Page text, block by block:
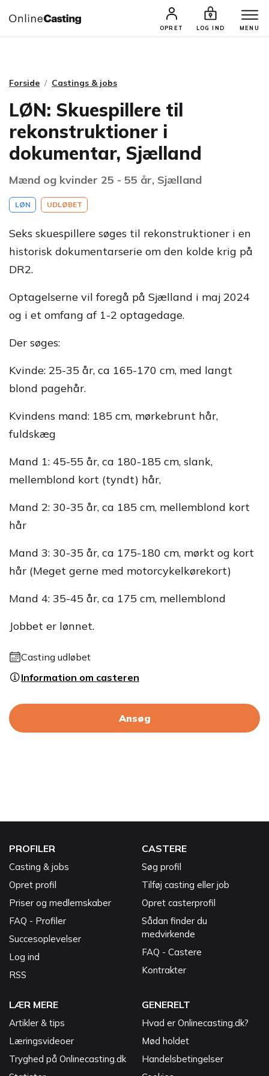
OPRET LOG IND MENU
CASTINGS & JOBS SØG PROFIL
Forside Castings & jobs
LØN: Skuespillere til
rekonstruktioner i
dokumentar, Sjælland
Mænd og kvinder 25 - 55 år, Sjælland
LØN UDLØBET
Seks skuespillere søges til rekonstruktioner i en
historisk dokumentarserie om den kolde krig på
DR2.
Optagelserne vil foregå på Sjælland i maj 2024
og i et omfang af 1-2 optagedage.
Der søges:
Kvinde: 25-35 år, ca 165-170 cm, med langt
blond pagehår.
Kvindens mand: 185 cm, mørkebrunt hår,
fuldskæg
Mand 1: 45-55 år, ca 180-185 cm, slank,
mellemblond kort (tyndt) hår,
Mand 2: 30-35 år, ca 185 cm, mellemblond kort
hår
Mand 3: 30-35 år, ca 175-180 cm, mørkt og kort
hår (Meget gerne med motorcykelkørekort)
Mand 4: 35-45 år, ca 175 cm, mellemblond
Jobbet er lønnet.
Casting udløbet
Information om casteren
Ansøg
PROFILER
Casting & jobs
Opret profil
Priser og medlemskaber
FAQ - Profiler
Succesoplevelser
Log ind
RSS
CASTERE
Søg profil
Tilføj casting eller job
Opret casterprofil
Sådan finder du
medvirkende
FAQ - Castere
Kontrakter
LÆR MERE
Artikler & tips
Læringsvideoer
Tryghed på Onlinecasting.dk
GENERELT
Hvad er Onlinecasting.dk?
Mød holdet
Handelsbetingelser